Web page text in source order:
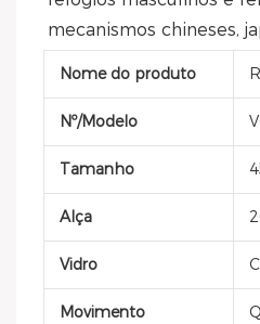
mecanismos chineses,
Nome do produto
Nº/Modelo
Tamanho
Alça
Vidro
Movimento